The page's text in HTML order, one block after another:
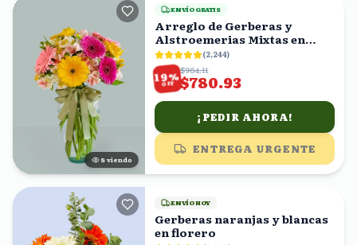
8 viendo
ENVÍO GRATIS
Arreglo de Gerberas y
Alstroemerias Mixtas en
Florero con Moño Verde
(2,244)
19%
OFF
$964.11
$780.93
¡PEDIR AHORA!
ENTREGA URGENTE
ENVÍO HOY
Gerberas naranjas y blancas
en florero